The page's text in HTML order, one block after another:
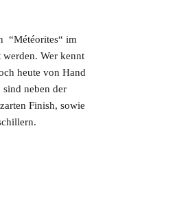
“Météorites“ im
Wer kennt
heute von Hand
neben der
Finish, sowie